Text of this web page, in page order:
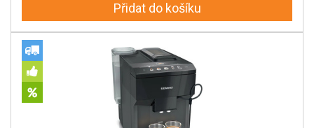
Přidat do košíku